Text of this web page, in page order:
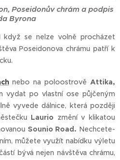
Poseidonův chrám a podpis
Byrona
se nelze volně procházet
Poseidonova chrámu patří k
nebo na poloostrověAttika,
vydat po vlastní ose půjčeným
vyvede dálnice, která později
Laurio změní v klikatou
Sounio Road. Nechcete-
můžete využít nabídku výletu
bývá nejen návštěva chrámu,